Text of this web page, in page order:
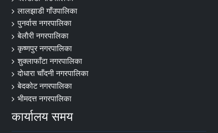
लालझाडी गाँउपालिका
पुनर्वास नगरपालिका
बेलाैरी नगरपालिका
कृष्णपुर नगरपालिका
शुक्लाफाँटा नगरपालिका
दोधारा चाँदनी नगरपालिका
बेदकोट नगरपालिका
भीमदत्त नगरपालिका
कार्यालय समय